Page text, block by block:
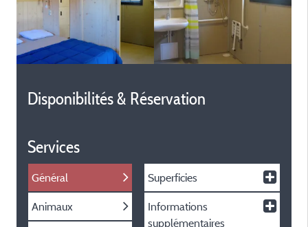
Disponibilités & Réservation
Services
Général
Animaux
Superficies
Informations
supplémentaires